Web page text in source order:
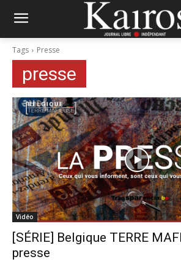
Tags Presse
presse
Vidéo
[SÉRIE] Belgique TERRE
presse